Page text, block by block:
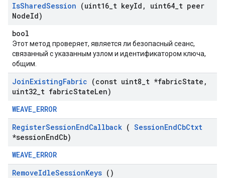
IsSharedSession (uint16 t keyId , uint64 t peer
NodeId)
bool
Этот метод проверяет, является ли безопасный сеанс,
связанный с указанным узлом и идентификатором ключа,
общим.
JoinExistingFabric (const uint8 t *fabricState ,
uint32 t fabricStateLen)
WEAVE_ERROR
RegisterSessionEndCallback ( SessionEndCbCtxt
*sessionEndCb)
WEAVE_ERROR
RemoveIdleSessionKeys ()